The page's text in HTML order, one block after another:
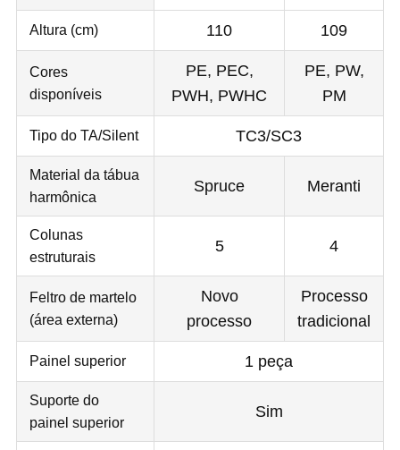
Altura (cm) 110 109
Cores
disponíveis
PE, PEC,
PWH, PWHC
PE, PW,
PM
Tipo do TA/Silent TC3/SC3
Material da tábua
harmônica
Spruce Meranti
Colunas
estruturais
5 4
Feltro de martelo
(área externa)
Novo
processo
Processo
tradicional
Painel superior 1 peça
Suporte do
painel superior
Sim